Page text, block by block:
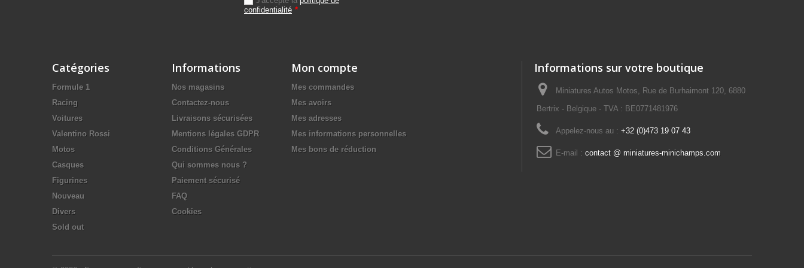
confidentialité *
Catégories
Formule 1
Racing
Voitures
Valentino Rossi
Motos
Casques
Figurines
Nouveau
Divers
Sold out
Informations
Nos magasins
Contactez-nous
Livraisons sécurisées
Mentions légales GDPR
Conditions Générales
Qui sommes nous ?
Paiement sécurisé
FAQ
Cookies
Mon compte
Mes commandes
Mes avoirs
Mes adresses
Mes informations personnelles
Mes bons de réduction
Informations sur votre boutique
Miniatures Autos Motos, Rue de Burhaimont 120, 6880
Bertrix - Belgique - TVA : BE0771481976
Appelez-nous au : +32 (0)473 19 07 43
E-mail : contact @ miniatures-minichamps.com